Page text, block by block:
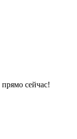
прямо сейчас!